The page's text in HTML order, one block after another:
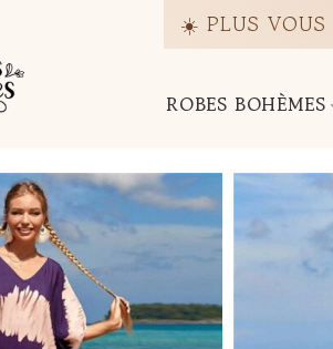
☀️ PLUS VOUS
ROBES BOHÈMES